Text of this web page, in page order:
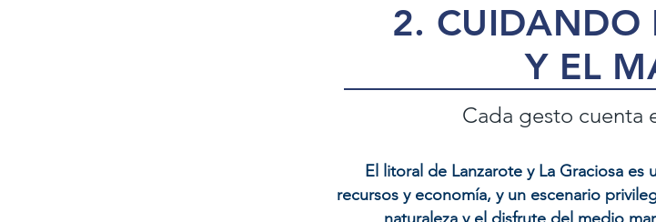
2. CUIDANDO
Y EL
Cada gesto cuenta
El litoral de Lanzarote y La Graciosa es
recursos y economía, y un escenario